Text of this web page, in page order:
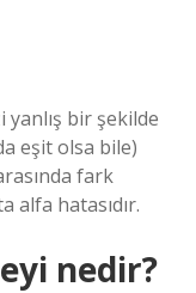
yanlış bir şekilde
eşit olsa bile)
fark
alfa hatasıdır.
nedir?